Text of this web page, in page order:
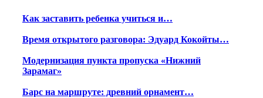
Как заставить ребенка учиться и…
Время открытого разговора: Эдуард Кокойты…
Модернизация пункта пропуска «Нижний
Зарамаг»
Барс на маршруте: древний орнамент…